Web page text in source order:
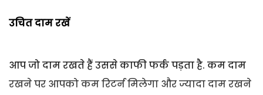
उचित दाम रखें
आप जो दाम रखते हैं उससे काफी फर्क पड़ता है. कम दाम
रखने पर आपको कम रिटर्न मिलेगा और ज्यादा दाम रखने